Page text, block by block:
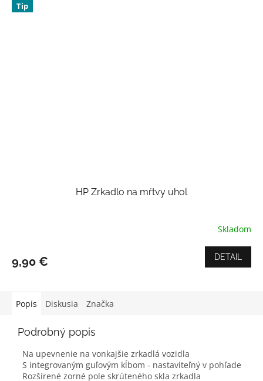
Tip
HP Zrkadlo na mŕtvy uhol
je
hviezdičiek.
Skladom
9,90 € DETAIL
Popis Diskusia Značka
Podrobný popis
Na upevnenie na vonkajšie zrkadlá vozidla
S integrovaným guľovým kĺbom - nastaviteľný v pohľade
Rozšírené zorné pole skrúteného skla zrkadla